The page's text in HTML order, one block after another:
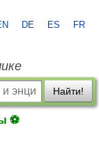
DE ES FR
Найти!
⚽